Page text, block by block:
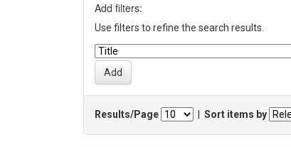
Add filters:
Use filters to refine the search results.
Results/Page Sort items by